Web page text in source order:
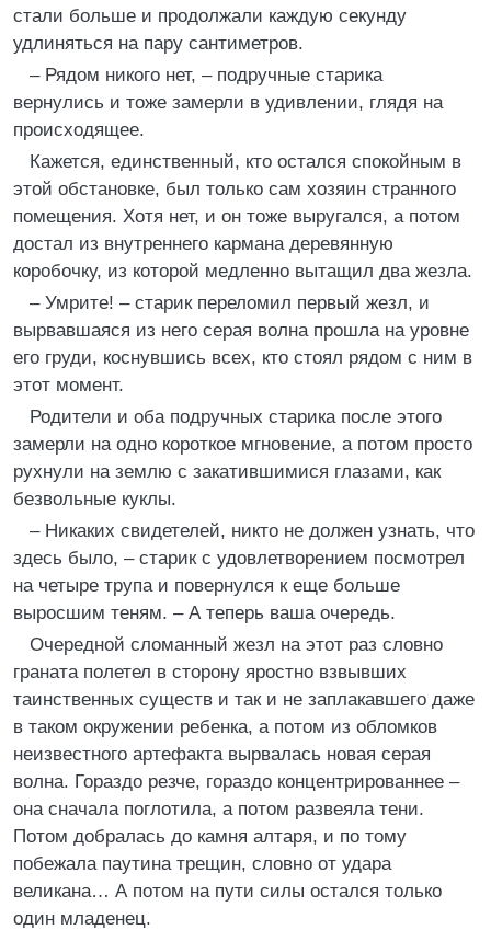
стали больше и продолжали каждую секунду
удлиняться на пару сантиметров.
– Рядом никого нет, – подручные старика
вернулись и тоже замерли в удивлении, глядя на
происходящее.
Кажется, единственный, кто остался спокойным в
этой обстановке, был только сам хозяин странного
помещения. Хотя нет, и он тоже выругался, а потом
достал из внутреннего кармана деревянную
коробочку, из которой медленно вытащил два жезла.
– Умрите! – старик переломил первый жезл, и
вырвавшаяся из него серая волна прошла на уровне
его груди, коснувшись всех, кто стоял рядом с ним в
этот момент.
Родители и оба подручных старика после этого
замерли на одно короткое мгновение, а потом просто
рухнули на землю с закатившимися глазами, как
безвольные куклы.
– Никаких свидетелей, никто не должен узнать, что
здесь было, – старик с удовлетворением посмотрел
на четыре трупа и повернулся к еще больше
выросшим теням. – А теперь ваша очередь.
Очередной сломанный жезл на этот раз словно
граната полетел в сторону яростно взвывших
таинственных существ и так и не заплакавшего даже
в таком окружении ребенка, а потом из обломков
неизвестного артефакта вырвалась новая серая
волна. Гораздо резче, гораздо концентрированнее –
она сначала поглотила, а потом развеяла тени.
Потом добралась до камня алтаря, и по тому
побежала паутина трещин, словно от удара
великана… А потом на пути силы остался только
один младенец.